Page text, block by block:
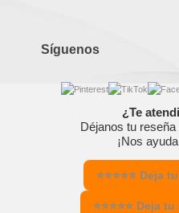
Síguenos
¿Te
Déjanos tu reseña
¡Nos
⭐⭐⭐⭐⭐ Deja
⭐⭐⭐⭐⭐ Deja